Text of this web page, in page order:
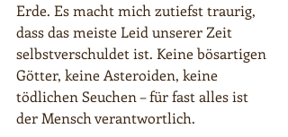
Erde. Es macht mich zutiefst traurig,
dass das meiste Leid unserer Zeit
selbstverschuldet ist. Keine bösartigen
Götter, keine Asteroiden, keine
tödlichen Seuchen – für fast alles ist
der Mensch verantwortlich.